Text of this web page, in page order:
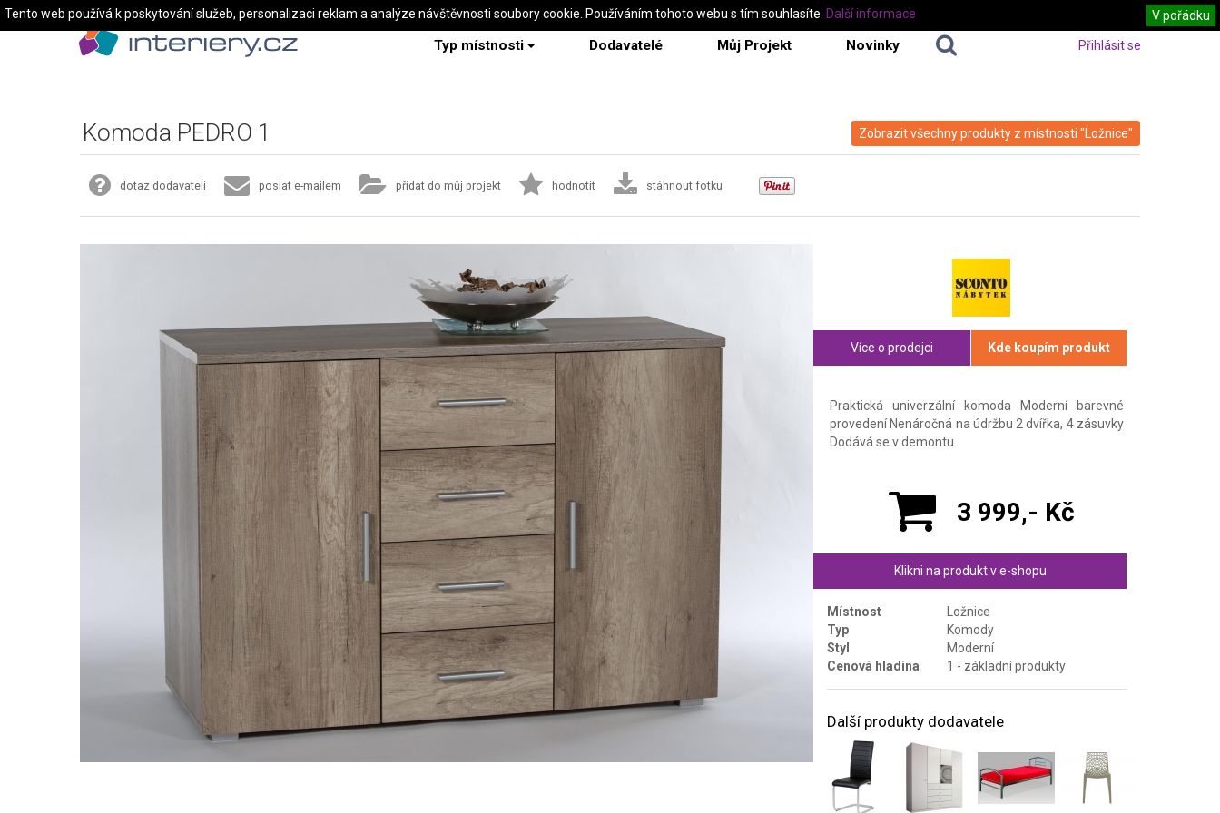
Typ místnosti Dodavatelé Můj Projekt Novinky Přihlásit se
Zobrazit všechny produkty z místnosti "Ložnice"
Komoda PEDRO 1
dotaz dodavateli poslat e-mailem přidat do můj projekt hodnotit stáhnout fotku
Více o prodejci Kde koupím produkt
Praktická univerzální komoda Moderní barevné
provedení Nenáročná na údržbu 2 dvířka, 4 zásuvky
Dodává se v demontu
3 999,- Kč
Klikni na produkt v e-shopu
Místnost
Ložnice
Typ
Komody
Styl
Moderní
Cenová hladina
1 - základní produkty
Další produkty dodavatele
Tento web používá k poskytování služeb, personalizaci reklam a analýze návštěvnosti soubory cookie. Používáním tohoto webu s tím souhlasíte. V pořádku
Další informace